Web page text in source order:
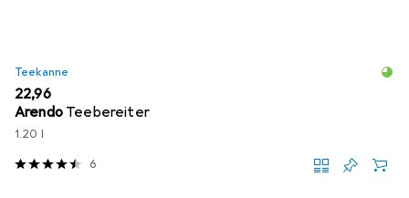
Teekanne
EUR
22,96
Arendo Teebereiter
1.20 l
6